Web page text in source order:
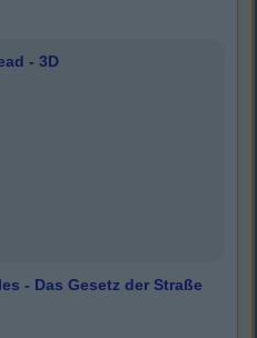
- 3D
- Das Gesetz der Straße